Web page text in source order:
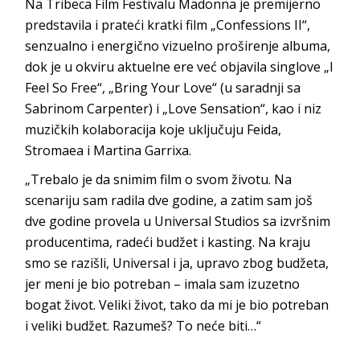
Na Tribeca Film Festivalu Madonna je premijerno
predstavila i prateći kratki film „Confessions II“,
senzualno i energično vizuelno proširenje albuma,
dok je u okviru aktuelne ere već objavila singlove „I
Feel So Free“, „Bring Your Love“ (u saradnji sa
Sabrinom Carpenter) i „Love Sensation“, kao i niz
muzičkih kolaboracija koje uključuju Feida,
Stromaea i Martina Garrixa.
„Trebalo je da snimim film o svom životu. Na
scenariju sam radila dve godine, a zatim sam još
dve godine provela u Universal Studios sa izvršnim
producentima, radeći budžet i kasting. Na kraju
smo se razišli, Universal i ja, upravo zbog budžeta,
jer meni je bio potreban – imala sam izuzetno
bogat život. Veliki život, tako da mi je bio potreban
i veliki budžet. Razumeš? To neće biti…“